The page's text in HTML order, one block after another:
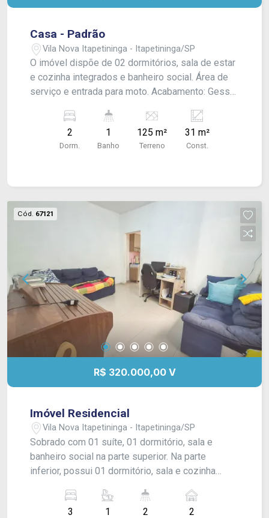
Casa - Padrão
Vila Nova Itapetininga - Itapetininga/SP
O imóvel dispõe de 02 dormitórios, sala de estar
e cozinha integrados e banheiro social. Área de
serviço e entrada para moto. Acabamento: Gesso
2
Dorm.
1
Banho
125 m²
Terreno
31 m²
Const.
Cód. 67121
R$ 320.000,00 V
Imóvel Residencial
Vila Nova Itapetininga - Itapetininga/SP
Sobrado com 01 suíte, 01 dormitório, sala e
banheiro social na parte superior. Na parte
inferior, possui 01 dormitório, sala e cozinha
para 02 veículos. Acabamento: piso frio, azulejo e
3 1 2 2